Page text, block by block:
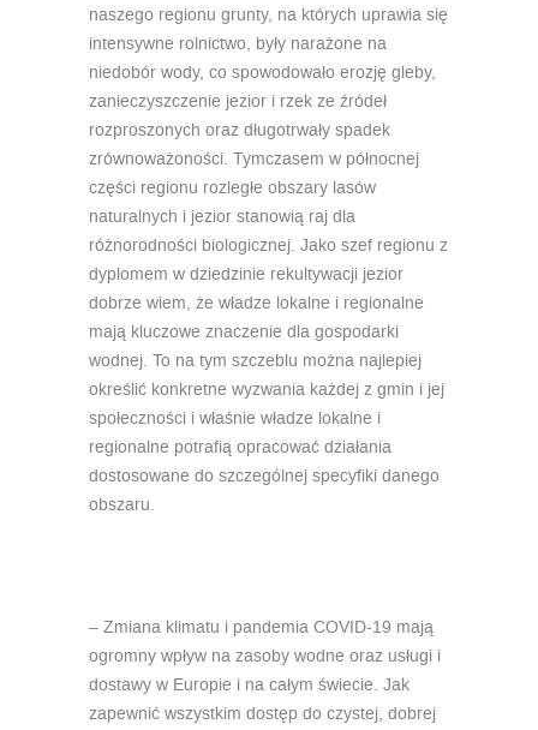
naszego regionu grunty, na których uprawia się
intensywne rolnictwo, były narażone na
niedobór wody, co spowodowało erozję gleby,
zanieczyszczenie jezior i rzek ze źródeł
rozproszonych oraz długotrwały spadek
zrównoważoności. Tymczasem w północnej
części regionu rozległe obszary lasów
naturalnych i jezior stanowią raj dla
różnorodności biologicznej. Jako szef regionu z
dyplomem w dziedzinie rekultywacji jezior
dobrze wiem, że władze lokalne i regionalne
mają kluczowe znaczenie dla gospodarki
wodnej. To na tym szczeblu można najlepiej
określić konkretne wyzwania każdej z gmin i jej
społeczności i właśnie władze lokalne i
regionalne potrafią opracować działania
dostosowane do szczególnej specyfiki danego
obszaru.
– Zmiana klimatu i pandemia COVID-19 mają
ogromny wpływ na zasoby wodne oraz usługi i
dostawy w Europie i na całym świecie. Jak
zapewnić wszystkim dostęp do czystej, dobrej